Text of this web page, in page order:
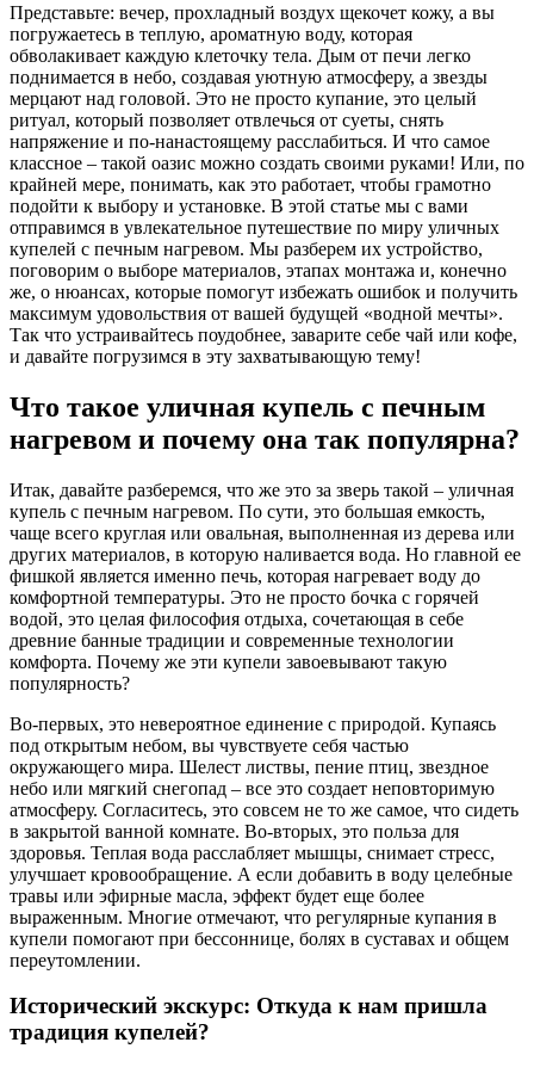
Представьте: вечер, прохладный воздух щекочет кожу, а вы
погружаетесь в теплую, ароматную воду, которая
обволакивает каждую клеточку тела. Дым от печи легко
поднимается в небо, создавая уютную атмосферу, а звезды
мерцают над головой. Это не просто купание, это целый
ритуал, который позволяет отвлечься от суеты, снять
напряжение и по-нанастоящему расслабиться. И что самое
классное – такой оазис можно создать своими руками! Или, по
крайней мере, понимать, как это работает, чтобы грамотно
подойти к выбору и установке. В этой статье мы с вами
отправимся в увлекательное путешествие по миру уличных
купелей с печным нагревом. Мы разберем их устройство,
поговорим о выборе материалов, этапах монтажа и, конечно
же, о нюансах, которые помогут избежать ошибок и получить
максимум удовольствия от вашей будущей «водной мечты».
Так что устраивайтесь поудобнее, заварите себе чай или кофе,
и давайте погрузимся в эту захватывающую тему!
Что такое уличная купель с печным
нагревом и почему она так популярна?
Итак, давайте разберемся, что же это за зверь такой – уличная
купель с печным нагревом. По сути, это большая емкость,
чаще всего круглая или овальная, выполненная из дерева или
других материалов, в которую наливается вода. Но главной ее
фишкой является именно печь, которая нагревает воду до
комфортной температуры. Это не просто бочка с горячей
водой, это целая философия отдыха, сочетающая в себе
древние банные традиции и современные технологии
комфорта. Почему же эти купели завоевывают такую
популярность?
Во-первых, это невероятное единение с природой. Купаясь
под открытым небом, вы чувствуете себя частью
окружающего мира. Шелест листвы, пение птиц, звездное
небо или мягкий снегопад – все это создает неповторимую
атмосферу. Согласитесь, это совсем не то же самое, что сидеть
в закрытой ванной комнате. Во-вторых, это польза для
здоровья. Теплая вода расслабляет мышцы, снимает стресс,
улучшает кровообращение. А если добавить в воду целебные
травы или эфирные масла, эффект будет еще более
выраженным. Многие отмечают, что регулярные купания в
купели помогают при бессоннице, болях в суставах и общем
переутомлении.
Исторический экскурс: Откуда к нам пришла
традиция купелей?